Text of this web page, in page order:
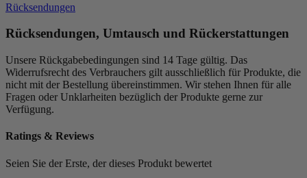
Rücksendungen
Rücksendungen, Umtausch und Rückerstattungen
Unsere Rückgabebedingungen sind 14 Tage gültig. Das
Widerrufsrecht des Verbrauchers gilt ausschließlich für Produkte, die
nicht mit der Bestellung übereinstimmen. Wir stehen Ihnen für alle
Fragen oder Unklarheiten bezüglich der Produkte gerne zur
Verfügung.
Ratings & Reviews
Seien Sie der Erste, der dieses Produkt bewertet